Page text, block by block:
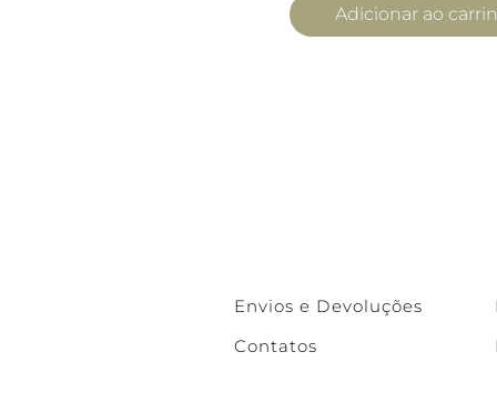
Adicionar ao
Envios e Devoluções
Contatos